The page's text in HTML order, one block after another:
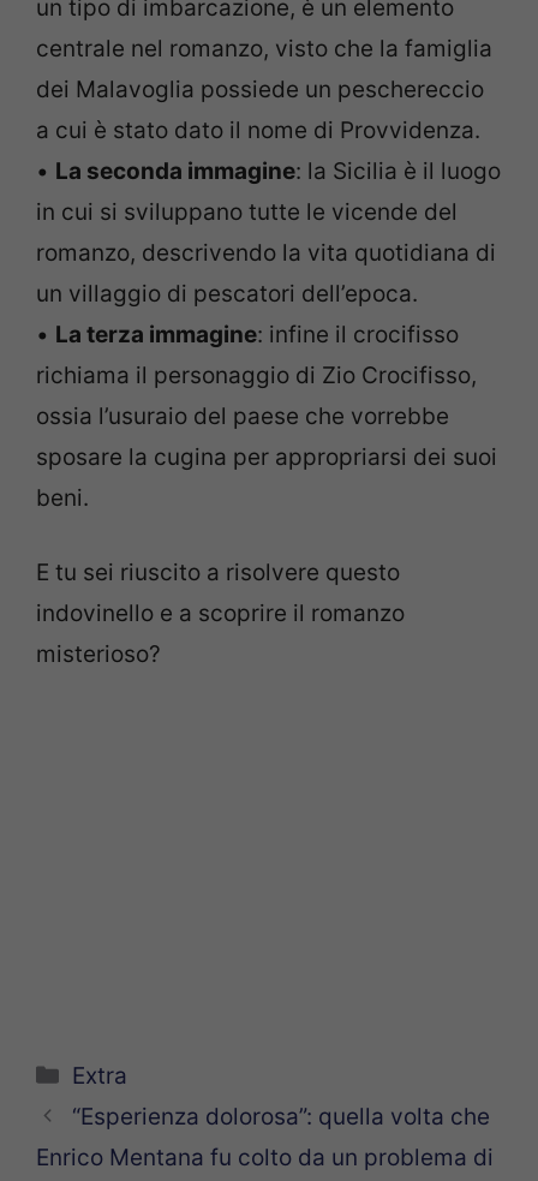
un tipo di imbarcazione, è un elemento
centrale nel romanzo, visto che la famiglia
dei Malavoglia possiede un peschereccio
a cui è stato dato il nome di Provvidenza.
• La seconda immagine: la Sicilia è il luogo
in cui si sviluppano tutte le vicende del
romanzo, descrivendo la vita quotidiana di
un villaggio di pescatori dell’epoca.
• La terza immagine: infine il crocifisso
richiama il personaggio di Zio Crocifisso,
ossia l’usuraio del paese che vorrebbe
sposare la cugina per appropriarsi dei suoi
beni.
E tu sei riuscito a risolvere questo
indovinello e a scoprire il romanzo
misterioso?
Categorie
Extra
“Esperienza dolorosa”: quella volta che
Enrico Mentana fu colto da un problema di